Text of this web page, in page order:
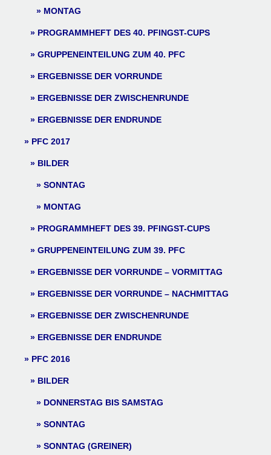
MONTAG
PROGRAMMHEFT DES 40. PFINGST-CUPS
GRUPPENEINTEILUNG ZUM 40. PFC
ERGEBNISSE DER VORRUNDE
ERGEBNISSE DER ZWISCHENRUNDE
ERGEBNISSE DER ENDRUNDE
PFC 2017
BILDER
SONNTAG
MONTAG
PROGRAMMHEFT DES 39. PFINGST-CUPS
GRUPPENEINTEILUNG ZUM 39. PFC
ERGEBNISSE DER VORRUNDE – VORMITTAG
ERGEBNISSE DER VORRUNDE – NACHMITTAG
ERGEBNISSE DER ZWISCHENRUNDE
ERGEBNISSE DER ENDRUNDE
PFC 2016
BILDER
DONNERSTAG BIS SAMSTAG
SONNTAG
SONNTAG (GREINER)